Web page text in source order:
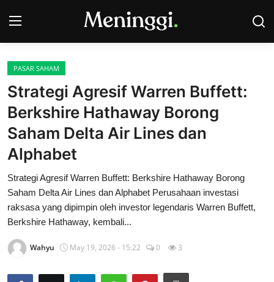
Contact
Pasar Saham
Bisnis
Korporasi
Kripto
Obligasi & Reksadana
PASAR SAHAM
Strategi Agresif Warren Buffett:
Berkshire Hathaway Borong
Saham Delta Air Lines dan
Alphabet
Strategi Agresif Warren Buffett: Berkshire Hathaway Borong
Saham Delta Air Lines dan Alphabet Perusahaan investasi
raksasa yang dipimpin oleh investor legendaris Warren Buffett,
Berkshire Hathaway, kembali...
Wahyu May 19, 2026 - 15:22 0 3